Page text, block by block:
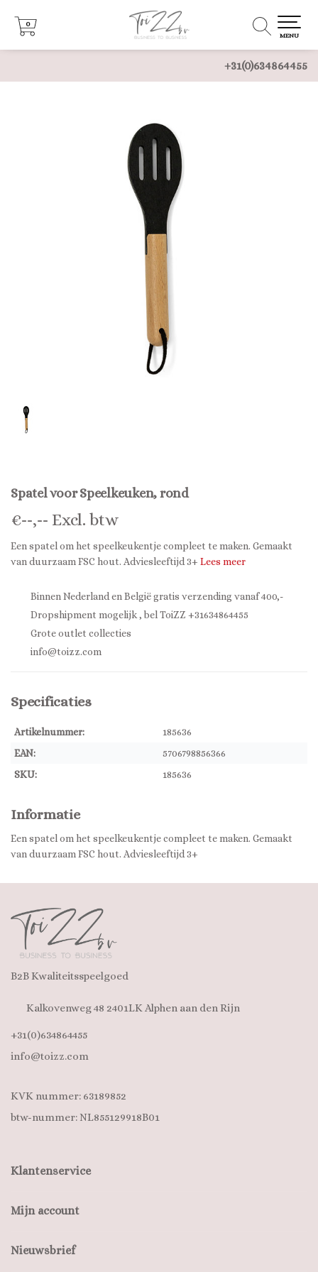
+31(0)634864455
0
0
MENU
Spatel voor Speelkeuken, rond
€--,-- Excl. btw
Een spatel om het speelkeukentje compleet te maken. Gemaakt
van duurzaam FSC hout. Adviesleeftijd 3+ Lees meer
Binnen Nederland en België gratis verzending vanaf 400,-
Dropshipment mogelijk , bel ToiZZ +31634864455
Grote outlet collecties
info@toizz.com
Specificaties
Artikelnummer:
185636
EAN:
5706798856366
SKU:
185636
Informatie
Een spatel om het speelkeukentje compleet te maken. Gemaakt
van duurzaam FSC hout. Adviesleeftijd 3+
B2B Kwaliteitsspeelgoed
Kalkovenweg 48 2401LK Alphen aan den Rijn
+31(0)634864455
info@toizz.com
KVK nummer: 63189852
btw-nummer: NL855129918B01
Klantenservice
Mijn account
Nieuwsbrief